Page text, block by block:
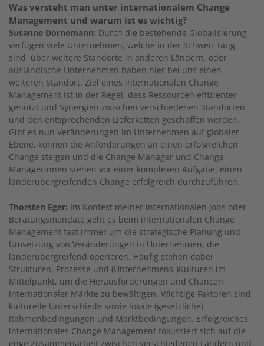
Was versteht man unter internationalem Change
Management und warum ist es wichtig?
Susanne Dornemann: Durch die bestehende Globalisierung
verfügen viele Unternehmen, welche in der Schweiz tätig
sind, über weitere Standorte in anderen Ländern, oder
ausländische Unternehmen haben hier bei uns einen
weiteren Standort. Ziel eines internationalen Change
Management ist in der Regel, dass Ressourcen effizienter
genutzt und Synergien zwischen verschiedenen Standorten
und den entsprechenden Lieferketten geschaffen werden.
Gibt es nun Veränderungen im Unternehmen auf globaler
Ebene, können die Anforderungen an einen erfolgreichen
Change steigen und die Change Manager und Change
Managerinnen stehen vor einer komplexen Aufgabe, einen
länderübergreifenden Change erfolgreich durchzuführen.
Thorsten Eger: Im Kontext meiner internationalen Jobs oder
Beratungsmandate geht es beim internationalen Change
Management fast immer um die strategische Planung und
Umsetzung von Veränderungen in Unternehmen, die
länderübergreifend operieren. Häufig stehen dabei
Strukturen, Prozesse und (Unternehmens-)Kulturen im
Mittelpunkt, um die Herausforderungen und Chancen
internationaler Märkte zu bewältigen. Wichtige Faktoren sind
kulturelle Unterschiede sowie lokale (gesetzliche)
Rahmenbedingungen und Marktbedingungen. Erfolgreiches
internationales Change Management fokussiert sich auf die
enge Zusammenarbeit zwischen verschiedenen Ländern und